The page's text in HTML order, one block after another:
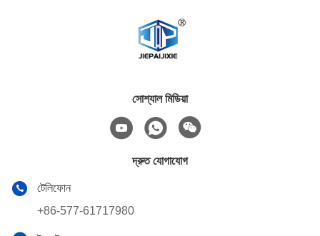
সোশ্যাল মিডিয়া
দ্রুত যোগাযোগ
টেলিফোন
+86-577-61717980